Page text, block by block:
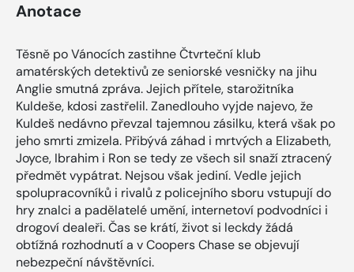
Anotace
Těsně po Vánocích zastihne Čtvrteční klub
amatérských detektivů ze seniorské vesničky na jihu
Anglie smutná zpráva. Jejich přítele, starožitníka
Kuldeše, kdosi zastřelil. Zanedlouho vyjde najevo, že
Kuldeš nedávno převzal tajemnou zásilku, která však po
jeho smrti zmizela. Přibývá záhad i mrtvých a Elizabeth,
Joyce, Ibrahim i Ron se tedy ze všech sil snaží ztracený
předmět vypátrat. Nejsou však jediní. Vedle jejich
spolupracovníků i rivalů z policejního sboru vstupují do
hry znalci a padělatelé umění, internetoví podvodníci i
drogoví dealeři. Čas se krátí, život si leckdy žádá
obtížná rozhodnutí a v Coopers Chase se objevují
nebezpeční návštěvníci.